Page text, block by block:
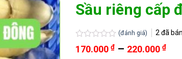
Sầu riêng cấp
Được
xếp
(đánh giá) 2 đã bán
170.000 ₫ – 220.000 ₫